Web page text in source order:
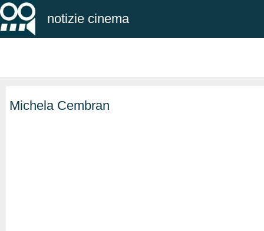
notizie cinema
Michela Cembran